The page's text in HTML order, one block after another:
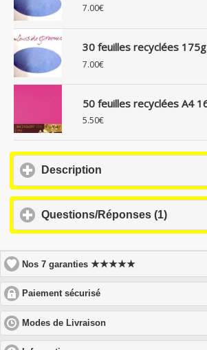
7.00€
7.00€
5.50€
Description
expand
contents
Questions/Réponses (1)
to
contents
Nos 7 garanties★★★★★
Paiement sécurisé
to
expand
Modes de Livraison
to